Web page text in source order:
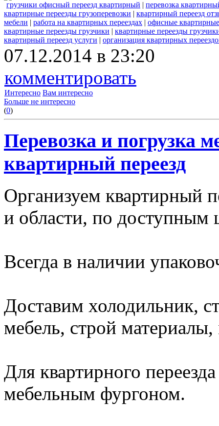
грузчики офисный переезд квартирный | перевозка
квартирные переезды грузоперевозки | квартирный переезд
мебели | работа на квартирных переездах | офисные
квартирные переезды грузчики | квартирные переезды
квартирный переезд услуги | организация квартирных
07.12.2014 в 23:20
комментировать
Интересно Вам интересно
Больше не интересно
(0)
Перевозка и погрузка
квартирный переезд
Организуем квартирный
и области, по доступным
Всегда в наличии
Доставим холодильник,
мебель, строй
Для квартирного
мебельным фургоном.